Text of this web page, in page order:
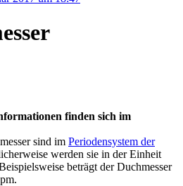
finden sich im
sind im Periodensystem der
werden sie in der Einheit
beträgt der Duchmesser